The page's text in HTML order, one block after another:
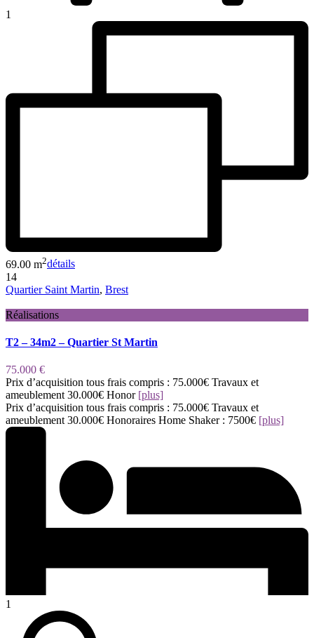
1
69.00 m2détails
14
Quartier Saint Martin, Brest
Réalisations
T2 – 34m2 – Quartier St Martin
75.000 €
Prix d’acquisition tous frais compris : 75.000€ Travaux et
ameublement 30.000€ Honor [plus]
Prix d’acquisition tous frais compris : 75.000€ Travaux et
ameublement 30.000€ Honoraires Home Shaker : 7500€ [plus]
1